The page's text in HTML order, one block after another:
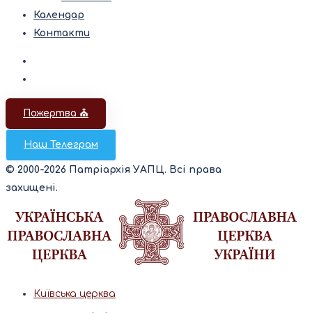
Календар
Контакти
Пожертва ⛪️
Наш Телеграм
© 2000-2026 Патріархія УАПЦ. Всі права
захищені.
Київська церква